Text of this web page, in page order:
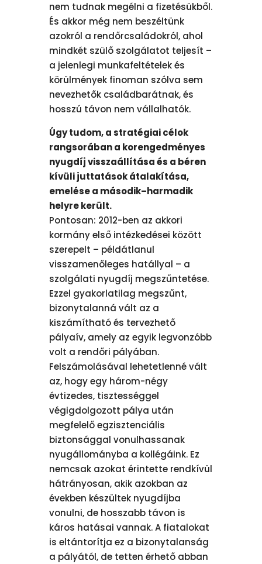
nem tudnak megélni a fizetésükből.
És akkor még nem beszéltünk
azokról a rendőrcsaládokról, ahol
mindkét szülő szolgálatot teljesít –
a jelenlegi munkafeltételek és
körülmények finoman szólva sem
nevezhetők családbarátnak, és
hosszú távon nem vállalhatók.
Úgy tudom, a stratégiai célok
rangsorában a korengedményes
nyugdíj visszaállítása és a béren
kívüli juttatások átalakítása,
emelése a második–harmadik
helyre került.
Pontosan: 2012-ben az akkori
kormány első intézkedései között
szerepelt – példátlanul
visszamenőleges hatállyal – a
szolgálati nyugdíj megszűntetése.
Ezzel gyakorlatilag megszűnt,
bizonytalanná vált az a
kiszámítható és tervezhető
pályaív, amely az egyik legvonzóbb
volt a rendőri pályában.
Felszámolásával lehetetlenné vált
az, hogy egy három-négy
évtizedes, tisztességgel
végigdolgozott pálya után
megfelelő egzisztenciális
biztonsággal vonulhassanak
nyugállományba a kollégáink. Ez
nemcsak azokat érintette rendkívül
hátrányosan, akik azokban az
években készültek nyugdíjba
vonulni, de hosszabb távon is
káros hatásai vannak. A fiatalokat
is eltántorítja ez a bizonytalanság
a pályától, de tetten érhető abban